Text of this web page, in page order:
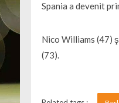
Spania a devenit
Nico Williams (47)
(73).